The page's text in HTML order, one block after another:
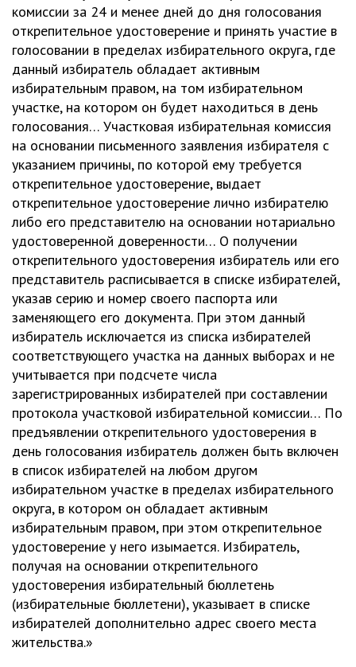
комиссии за 24 и менее дней до дня голосования
открепительное удостоверение и принять участие в
голосовании в пределах избирательного округа, где
данный избиратель обладает активным
избирательным правом, на том избирательном
участке, на котором он будет находиться в день
голосования… Участковая избирательная комиссия
на основании письменного заявления избирателя с
указанием причины, по которой ему требуется
открепительное удостоверение, выдает
открепительное удостоверение лично избирателю
либо его представителю на основании нотариально
удостоверенной доверенности… О получении
открепительного удостоверения избиратель или его
представитель расписывается в списке избирателей,
указав серию и номер своего паспорта или
заменяющего его документа. При этом данный
избиратель исключается из списка избирателей
соответствующего участка на данных выборах и не
учитывается при подсчете числа
зарегистрированных избирателей при составлении
протокола участковой избирательной комиссии… По
предъявлении открепительного удостоверения в
день голосования избиратель должен быть включен
в список избирателей на любом другом
избирательном участке в пределах избирательного
округа, в котором он обладает активным
избирательным правом, при этом открепительное
удостоверение у него изымается. Избиратель,
получая на основании открепительного
удостоверения избирательный бюллетень
(избирательные бюллетени), указывает в списке
избирателей дополнительно адрес своего места
жительства.»